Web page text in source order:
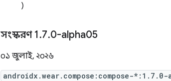
)
সংস্করণ 1.7.0-alpha05
০১ জুলাই, ২০২৬
androidx.wear.compose:compose-*:1.7.0-